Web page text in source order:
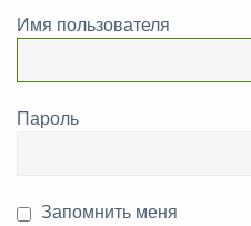
Имя пользователя
Пароль
Запомнить меня